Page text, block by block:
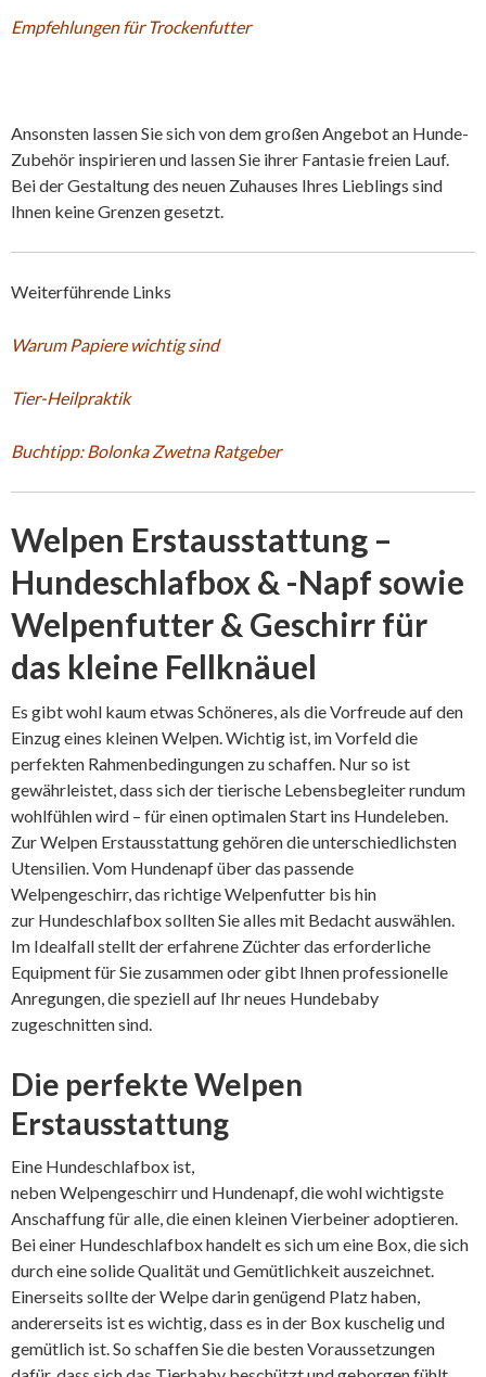
Empfehlungen für Trockenfutter
Ansonsten lassen Sie sich von dem großen Angebot an Hunde-
Zubehör inspirieren und lassen Sie ihrer Fantasie freien Lauf.
Bei der Gestaltung des neuen Zuhauses Ihres Lieblings sind
Ihnen keine Grenzen gesetzt.
Weiterführende Links
Warum Papiere wichtig sind
Tier-Heilpraktik
Buchtipp: Bolonka Zwetna Ratgeber
Welpen Erstausstattung –
Hundeschlafbox & -Napf sowie
Welpenfutter & Geschirr für
das kleine Fellknäuel
Es gibt wohl kaum etwas Schöneres, als die Vorfreude auf den
Einzug eines kleinen Welpen. Wichtig ist, im Vorfeld die
perfekten Rahmenbedingungen zu schaffen. Nur so ist
gewährleistet, dass sich der tierische Lebensbegleiter rundum
wohlfühlen wird – für einen optimalen Start ins Hundeleben.
Zur Welpen Erstausstattung gehören die unterschiedlichsten
Utensilien. Vom Hundenapf über das passende
Welpengeschirr, das richtige Welpenfutter bis hin
zur Hundeschlafbox sollten Sie alles mit Bedacht auswählen.
Im Idealfall stellt der erfahrene Züchter das erforderliche
Equipment für Sie zusammen oder gibt Ihnen professionelle
Anregungen, die speziell auf Ihr neues Hundebaby
zugeschnitten sind.
Die perfekte Welpen
Erstausstattung
Eine Hundeschlafbox ist,
neben Welpengeschirr und Hundenapf, die wohl wichtigste
Anschaffung für alle, die einen kleinen Vierbeiner adoptieren.
Bei einer Hundeschlafbox handelt es sich um eine Box, die sich
durch eine solide Qualität und Gemütlichkeit auszeichnet.
Einerseits sollte der Welpe darin genügend Platz haben,
andererseits ist es wichtig, dass es in der Box kuschelig und
gemütlich ist. So schaffen Sie die besten Voraussetzungen